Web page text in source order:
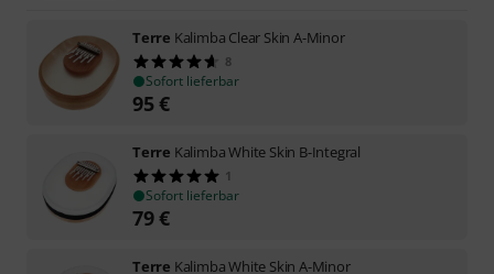
Terre Kalimba Clear Skin A-Minor
8
Sofort lieferbar
95€
Terre Kalimba White Skin B-Integral
1
Sofort lieferbar
79€
Terre Kalimba White Skin A-Minor